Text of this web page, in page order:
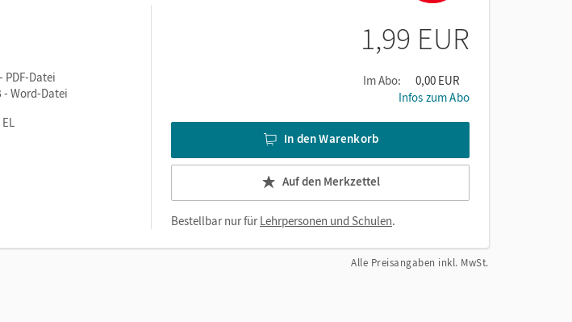
PDF-Datei
- Word-Datei
1,99 EUR
Im Abo:
0,00 EUR
Infos zum Abo
In den Warenkorb
Auf den Merkzettel
Bestellbar nur fürLehrpersonen und Schulen.
Alle Preisangaben inkl. MwSt.